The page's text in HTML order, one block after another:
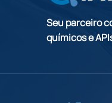
Seu parceiro
químicos e